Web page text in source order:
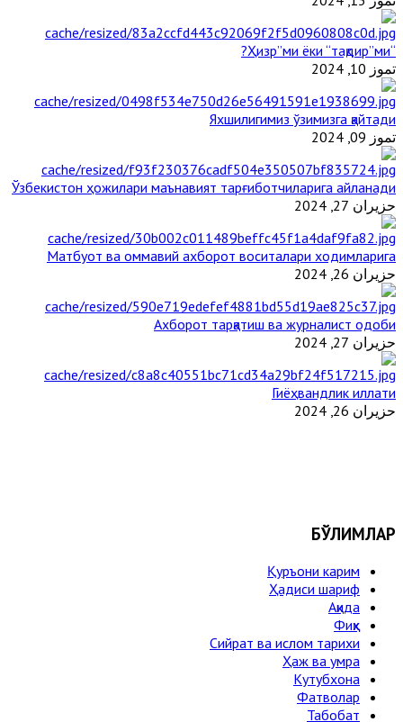
“Ҳизр”ми ёки “тақдир”ми?
تموز 10, 2024
Яхшилигимиз ўзимизга қайтади
تموز 09, 2024
Ўзбекистон ҳожилари маънавият тарғиботчиларига айланади
حزيران 27, 2024
Матбуот ва оммавий ахборот воситалари ходимларига
حزيران 26, 2024
Ахборот тарқатиш ва журналист одоби
حزيران 27, 2024
Гиёҳвандлик иллати
حزيران 26, 2024
БЎЛИМЛАР
Қуръони карим
Ҳадиси шариф
Ақида
Фиқҳ
Сийрат ва ислом тарихи
Ҳаж ва умра
Кутубхона
Фатволар
Табобат